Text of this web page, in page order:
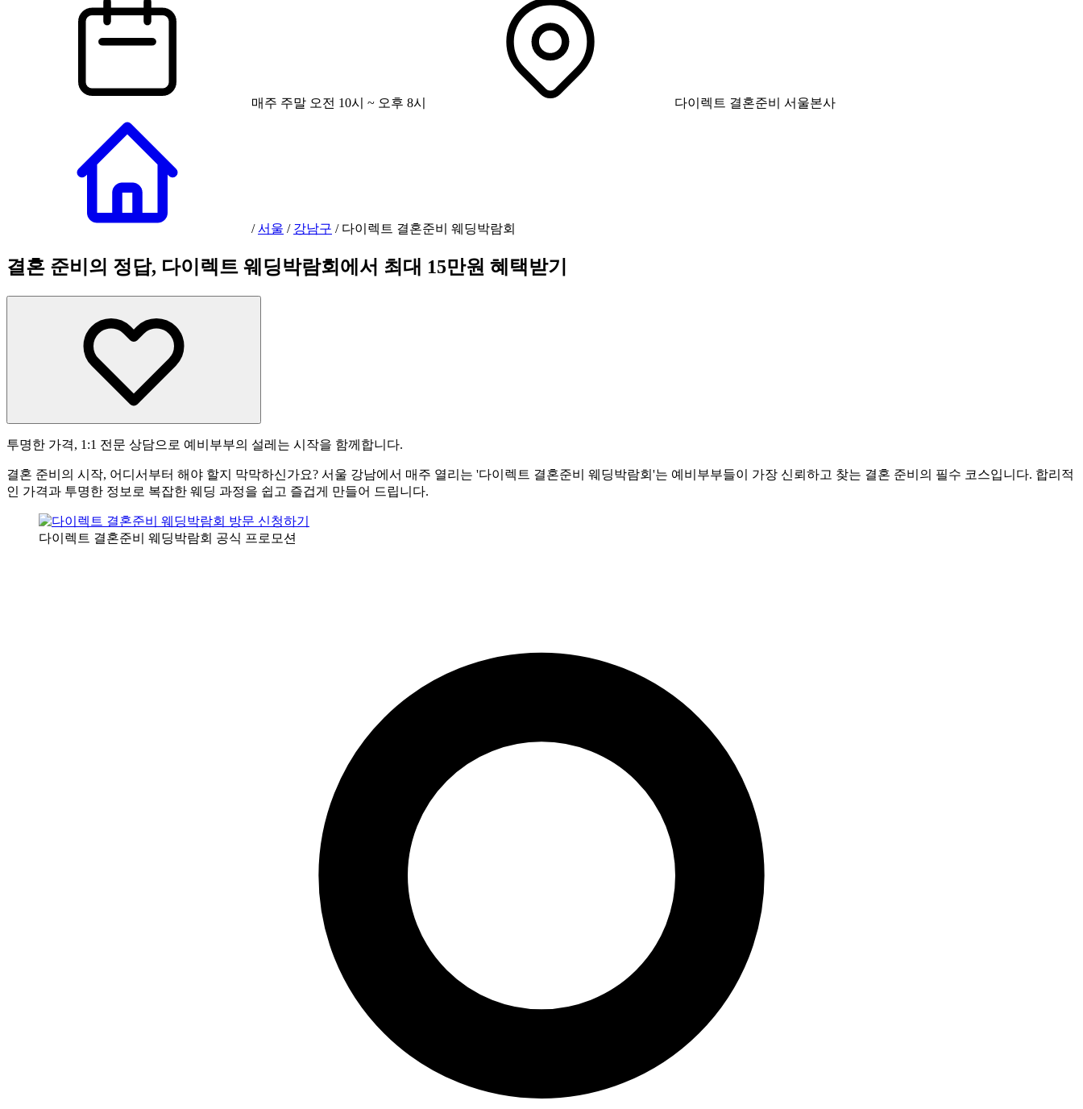
매주 주말 오전 10시 ~ 오후 8시 다이렉트 결혼준비 서울본사
/ 서울 / 강남구 / 다이렉트 결혼준비 웨딩박람회
결혼 준비의 정답, 다이렉트 웨딩박람회에서 최대 15만원 혜택받기
투명한 가격, 1:1 전문 상담으로 예비부부의 설레는 시작을 함께합니다.
결혼 준비의 시작, 어디서부터 해야 할지 막막하신가요? 서울 강남에서 매주 열리는 '다이렉트 결혼준비 웨딩박람회'는 예비부부들이 가장 신뢰하고 찾는 결혼 준비의 필수 코스입니다. 합리적
인 가격과 투명한 정보로 복잡한 웨딩 과정을 쉽고 즐겁게 만들어 드립니다.
다이렉트 결혼준비 웨딩박람회 공식 프로모션